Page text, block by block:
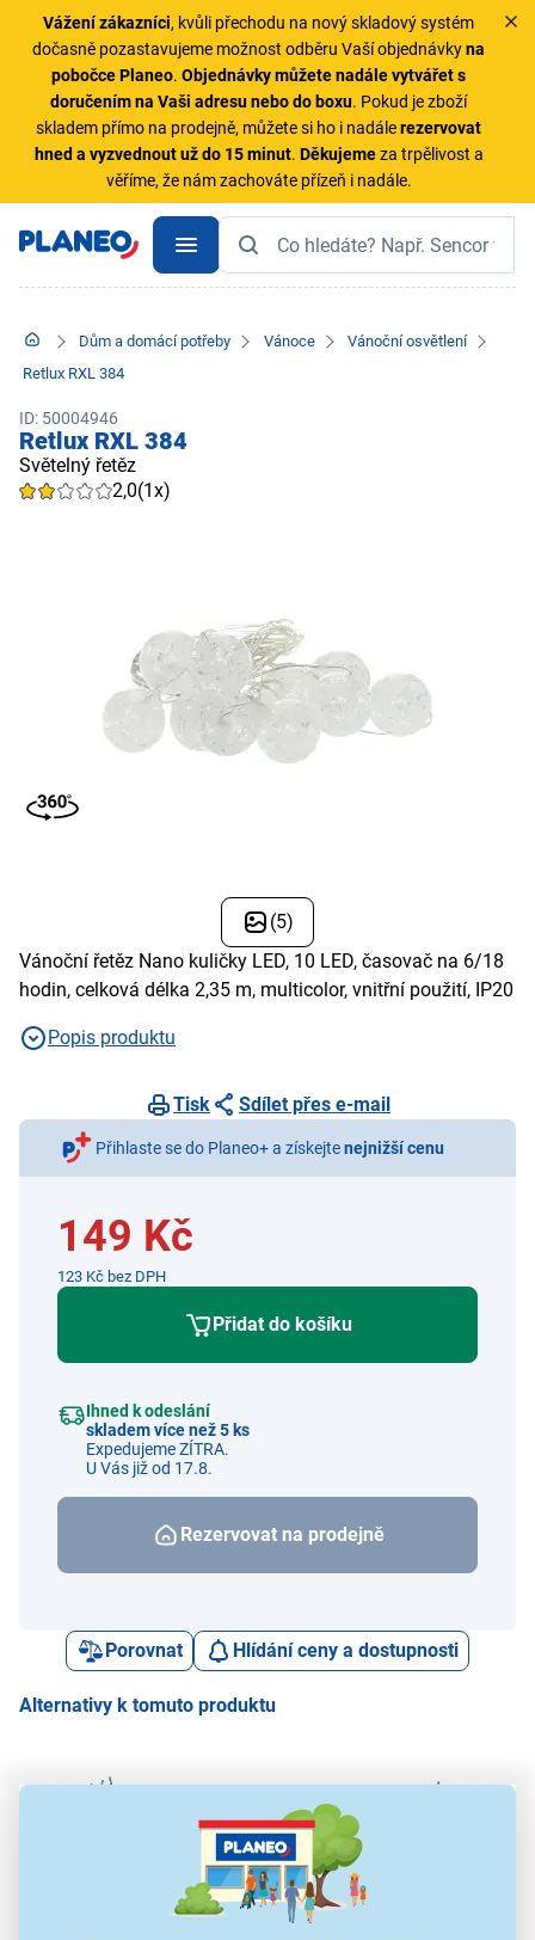
Vážení zákazníci, kvůli přechodu na nový skladový systém
dočasně pozastavujeme možnost odběru Vaší objednávkyna
pobočce Planeo.Objednávky můžete nadále vytvářet s
doručením na Vaši adresu nebo do boxu. Pokud je zboží
skladem přímo na prodejně, můžete si ho i nadálerezervovat
hned a vyzvednout už do 15 minut. Děkujemeza trpělivost a
věříme, že nám zachováte přízeň i nadále.
Dům a domácí potřeby Vánoce
Vánoční osvětlení
Retlux RXL 384
ID: 50004946
Retlux RXL 384
Světelný řetěz
2,0(1x)
(5)
Vánoční řetěz Nano kuličky LED, 10 LED, časovač na 6/18
hodin, celková délka 2,35 m, multicolor, vnitřní použití, IP20
Popis produktu
Tisk Sdílet přes e-mail
Přihlaste se do Planeo+ a získejtenejnižší cenu
149 Kč
123 Kč bez DPH
Přidat do košíku
Ihned k odeslání
skladem více než 5 ks
Expedujeme ZÍTRA.
U Vás již od 17.8.
Rezervovat na prodejně
Porovnat Hlídání ceny a dostupnosti
Alternativy k tomuto produktu
Retlux RXL 493